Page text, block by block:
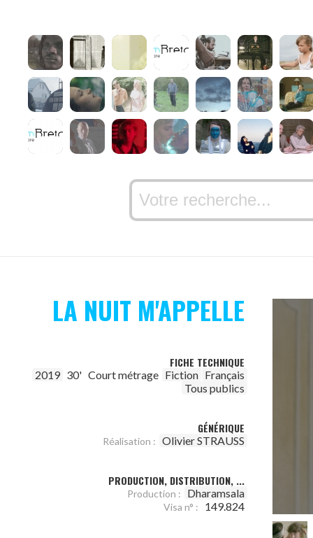
LA NUIT M'APPELLE
FICHE TECHNIQUE
2019 30' Court métrage Fiction Français
Tous publics
GÉNÉRIQUE
Réalisation : Olivier STRAUSS
PRODUCTION, DISTRIBUTION, ...
Production : Dharamsala
Visa n° : 149.824